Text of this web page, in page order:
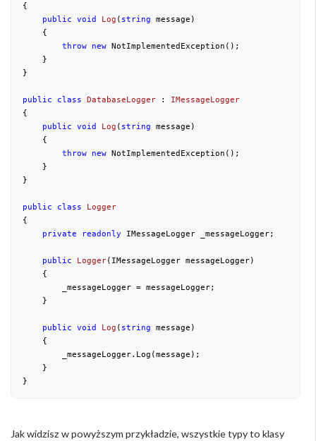
{
public void Log ( string message )
{
throw new NotImplementedException();
    }
}
public class DatabaseLogger : IMessageLogger
{
public void Log ( string message )
{
throw new NotImplementedException();
    }
}
public class
Logger
{
private
readonly IMessageLogger _messageLogger;
public Logger( IMessageLogger messageLogger)
{
        _messageLogger = messageLogger;
    }
public void Log ( string message )
{
        _messageLogger.Log(message);
    }
Jak widzisz w powyższym przykładzie, wszystkie typy to klasy